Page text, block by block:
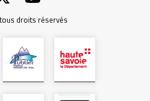
droits réservés